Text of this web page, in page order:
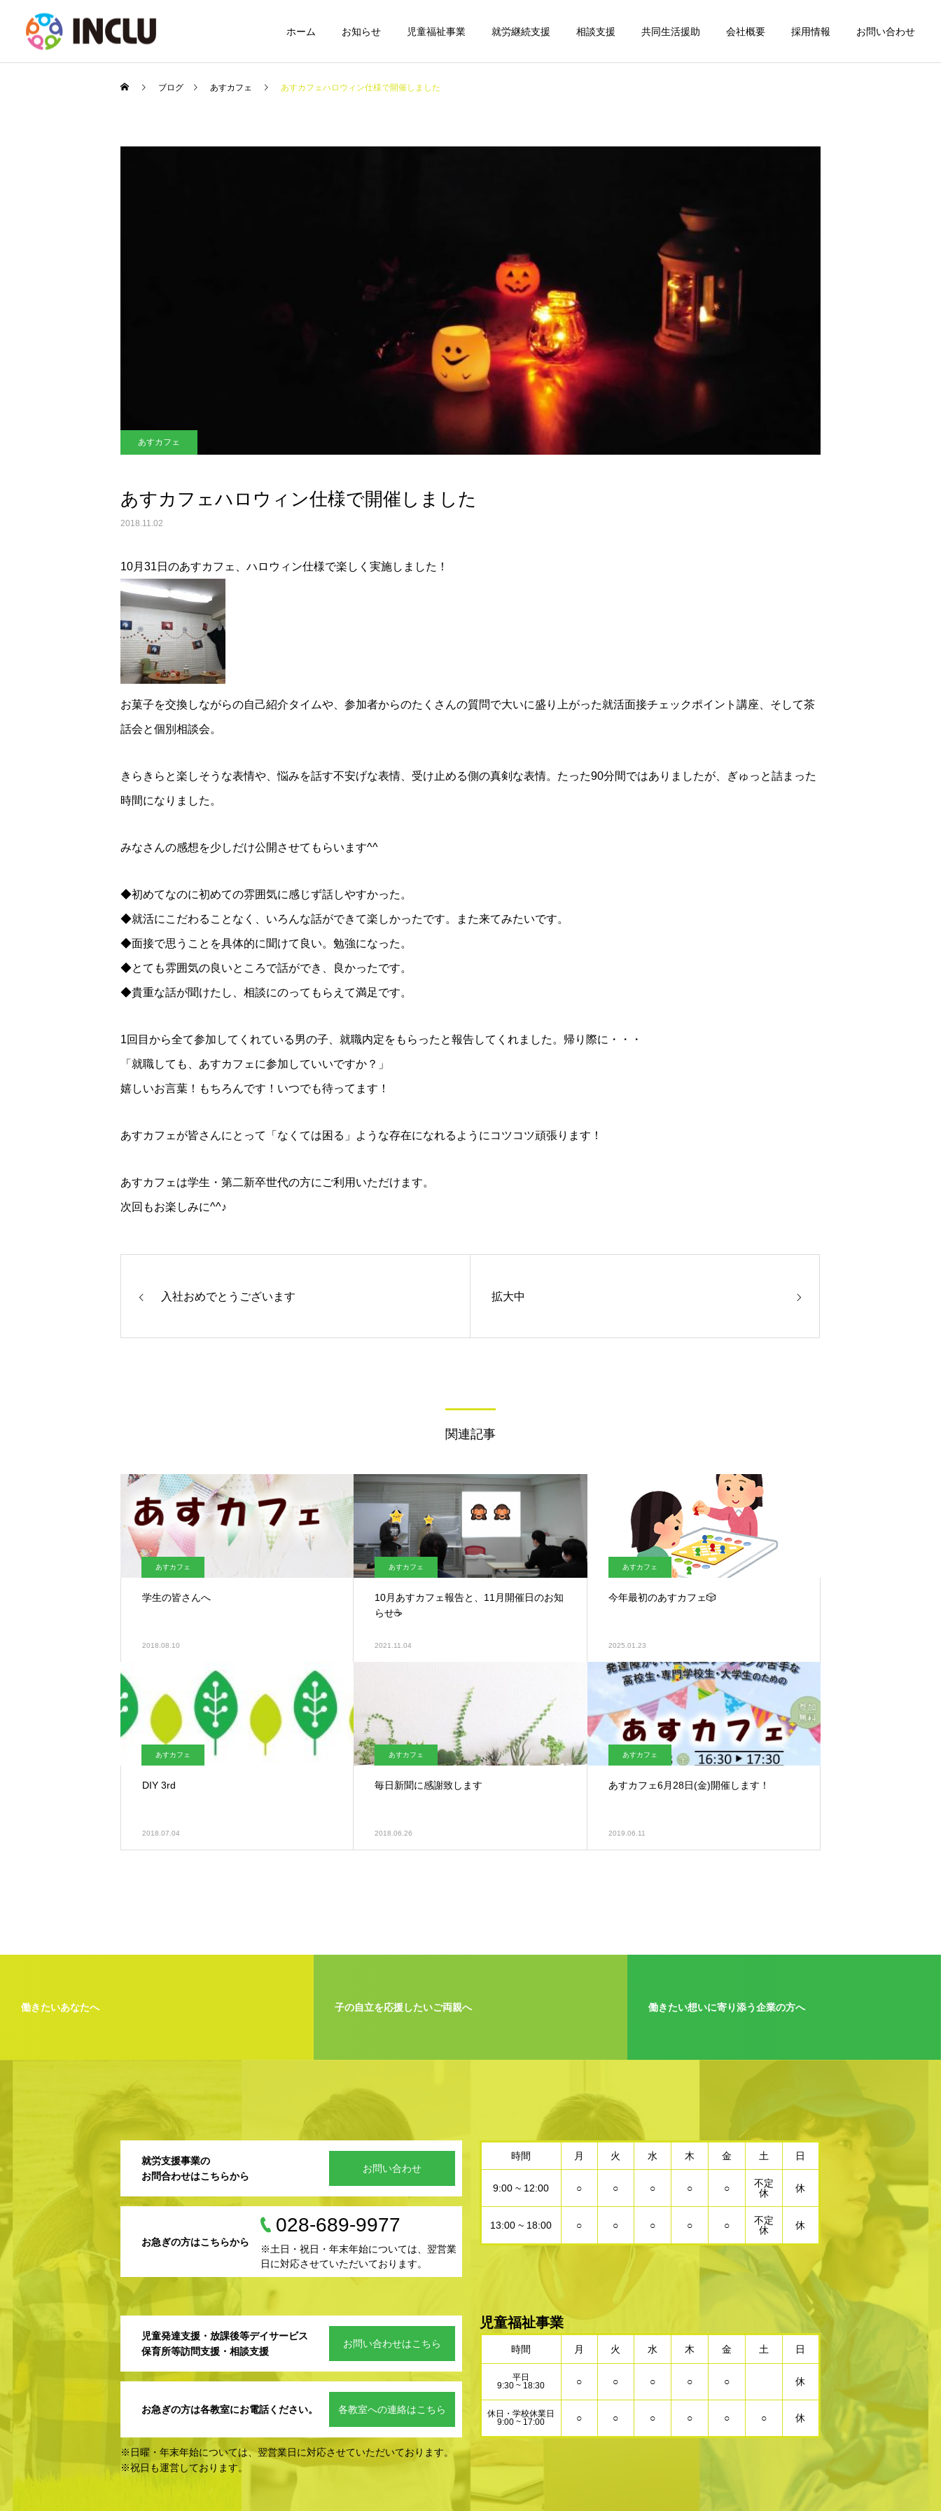
ホーム お知らせ 児童福祉事業 就労継続支援 相談支援 共同生活援助 会社概要 採用情報 お問い合わせ
ブログ あすカフェ あすカフェハロウィン仕様で開催しました
あすカフェ
あすカフェハロウィン仕様で開催しました
2018.11.02
10月31日のあすカフェ、ハロウィン仕様で楽しく実施しました！
お菓子を交換しながらの自己紹介タイムや、参加者からのたくさんの質問で大いに盛り上がった就活面接チェックポイント講座、そして茶
話会と個別相談会。
きらきらと楽しそうな表情や、悩みを話す不安げな表情、受け止める側の真剣な表情。たった90分間ではありましたが、ぎゅっと詰まった
時間になりました。
みなさんの感想を少しだけ公開させてもらいます^^
◆初めてなのに初めての雰囲気に感じず話しやすかった。
◆就活にこだわることなく、いろんな話ができて楽しかったです。また来てみたいです。
◆面接で思うことを具体的に聞けて良い。勉強になった。
◆とても雰囲気の良いところで話ができ、良かったです。
◆貴重な話が聞けたし、相談にのってもらえて満足です。
1回目から全て参加してくれている男の子、就職内定をもらったと報告してくれました。帰り際に・・・
「就職しても、あすカフェに参加していいですか？」
嬉しいお言葉！もちろんです！いつでも待ってます！
あすカフェが皆さんにとって「なくては困る」ような存在になれるようにコツコツ頑張ります！
あすカフェは学生・第二新卒世代の方にご利用いただけます。
次回もお楽しみに^^♪
入社おめでとうございます 拡大中
関連記事
あすカフェ
学生の皆さんへ
2018.08.10
あすカフェ
10月あすカフェ報告と、11月開催日のお知
らせ☕
2021.11.04
あすカフェ
今年最初のあすカフェ🎲
2025.01.23
あすカフェ
DIY 3rd
2018.07.04
あすカフェ
毎日新聞に感謝致します
2018.06.26
あすカフェ
あすカフェ6月28日(金)開催します！
2019.06.11
働きたいあなたへ 子の自立を応援したいご両親へ 働きたい想いに寄り添う企業の方へ
就労支援事業の
お問合わせはこちらから
お問い合わせ
お急ぎの方はこちらから
028-689-9977
※土日・祝日・年末年始については、翌営業
日に対応させていただいております。
時間 月 火 水 木 金 土 日
9:00 ~ 12:00 ○ ○ ○ ○ ○
不定
休
休
13:00 ~ 18:00 ○ ○ ○ ○ ○
不定
休
休
児童発達支援・放課後等デイサービス
保育所等訪問支援・相談支援
お問い合わせはこちら
お急ぎの方は各教室にお電話ください。 各教室への連絡はこちら
※日曜・年末年始については、翌営業日に対応させていただいております。
※祝日も運営しております。
児童福祉事業
時間 月 火 水 木 金 土 日
平日
9:30 ~ 18:30
○ ○ ○ ○ ○ 休
休日・学校休業日
9:00 ~ 17:00
○ ○ ○ ○ ○ ○ 休